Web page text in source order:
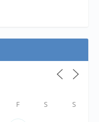
F S S